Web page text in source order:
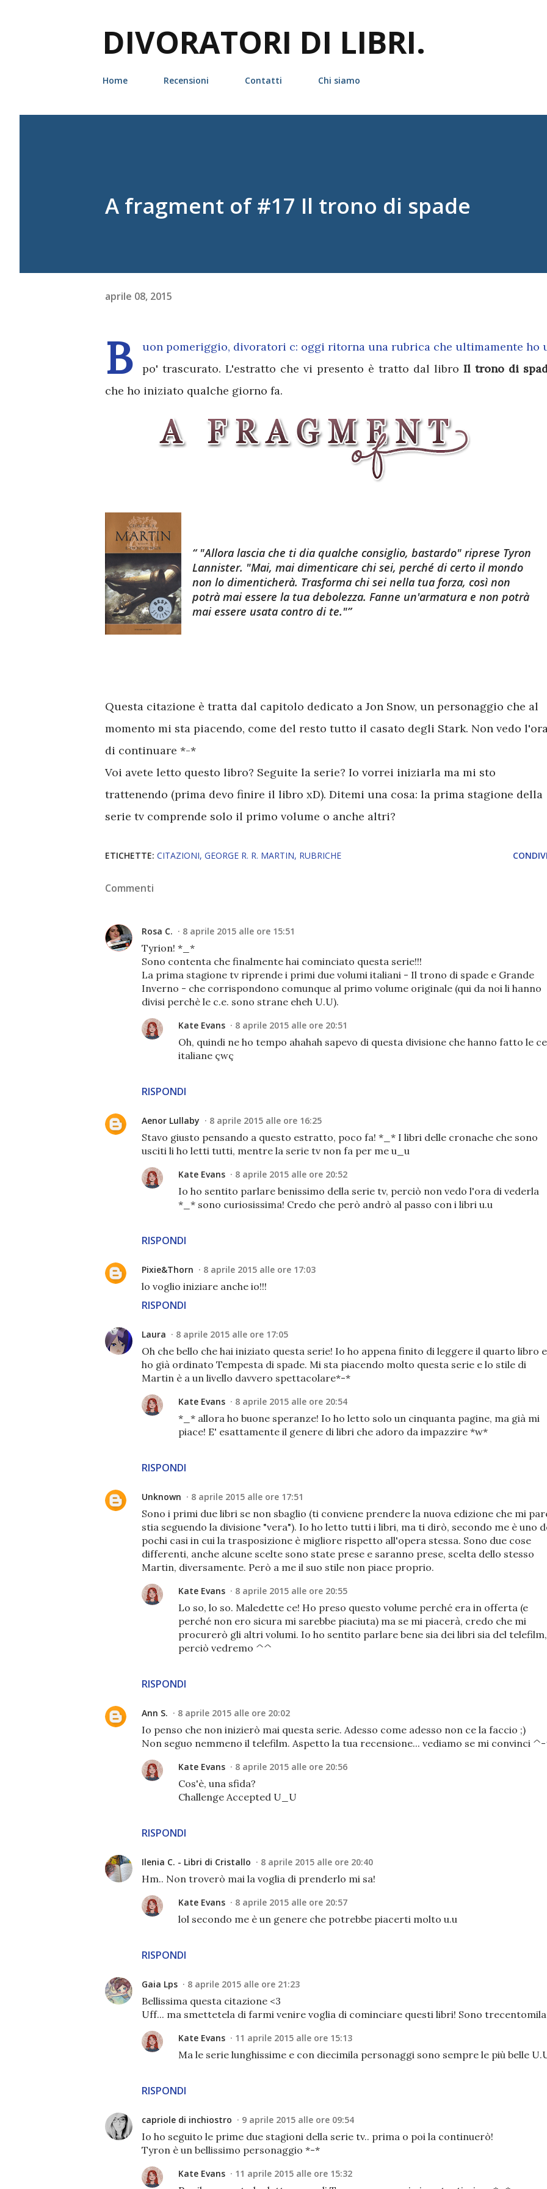
DIVORATORI DI LIBRI.
Home Recensioni Contatti Chi siamo
A fragment of #17 Il trono di spade
aprile 08, 2015
B
uon pomeriggio, divoratori c: oggi ritorna una rubrica che ultimamente ho
po' trascurato. L'estratto che vi presento è tratto dal libro Il trono di
che ho iniziato qualche giorno fa.
"Allora lascia che ti dia qualche consiglio, bastardo" riprese Tyron
Lannister. "Mai, mai dimenticare chi sei, perché di certo il mondo
non lo dimenticherà. Trasforma chi sei nella tua forza, così non
potrà mai essere la tua debolezza. Fanne un'armatura e non potrà
mai essere usata contro di te."
Questa citazione è tratta dal capitolo dedicato a Jon Snow, un personaggio che al
momento mi sta piacendo, come del resto tutto il casato degli Stark. Non vedo
di continuare *-*
Voi avete letto questo libro? Seguite la serie? Io vorrei iniziarla ma mi sto
trattenendo (prima devo finire il libro xD). Ditemi una cosa: la prima stagione della
serie tv comprende solo il primo volume o anche altri?
ETICHETTE: CITAZIONI GEORGE R. R. MARTIN RUBRICHE
Commenti
Rosa C. 8 aprile 2015 alle ore 15:51
Tyrion! *_*
Sono contenta che finalmente hai cominciato questa serie!!!
La prima stagione tv riprende i primi due volumi italiani - Il trono di spade e Grande
Inverno - che corrispondono comunque al primo volume originale (qui da noi li hanno
divisi perchè le c.e. sono strane eheh U.U).
RISPONDI
Kate Evans 8 aprile 2015 alle ore 20:51
Oh, quindi ne ho tempo ahahah sapevo di questa divisione che hanno fatto le ce
italiane çwç
Aenor Lullaby 8 aprile 2015 alle ore 16:25
Stavo giusto pensando a questo estratto, poco fa! *_* I libri delle cronache che sono
usciti li ho letti tutti, mentre la serie tv non fa per me u_u
RISPONDI
Kate Evans 8 aprile 2015 alle ore 20:52
Io ho sentito parlare benissimo della serie tv, perciò non vedo l'ora di vederla
*_* sono curiosissima! Credo che però andrò al passo con i libri u.u
Pixie&Thorn 8 aprile 2015 alle ore 17:03
lo voglio iniziare anche io!!!
RISPONDI
Laura 8 aprile 2015 alle ore 17:05
Oh che bello che hai iniziato questa serie! Io ho appena finito di leggere il quarto libro e
ho già ordinato Tempesta di spade. Mi sta piacendo molto questa serie e lo stile di
Martin è a un livello davvero spettacolare*-*
RISPONDI
Kate Evans 8 aprile 2015 alle ore 20:54
*_* allora ho buone speranze! Io ho letto solo un cinquanta pagine, ma già mi
piace! E' esattamente il genere di libri che adoro da impazzire *w*
Unknown 8 aprile 2015 alle ore 17:51
Sono i primi due libri se non sbaglio (ti conviene prendere la nuova edizione che mi
stia seguendo la divisione "vera"). Io ho letto tutti i libri, ma ti dirò, secondo me è uno
pochi casi in cui la trasposizione è migliore rispetto all'opera stessa. Sono due cose
differenti, anche alcune scelte sono state prese e saranno prese, scelta dello stesso
Martin, diversamente. Però a me il suo stile non piace proprio.
RISPONDI
Kate Evans 8 aprile 2015 alle ore 20:55
Lo so, lo so. Maledette ce! Ho preso questo volume perché era in offerta (e
perché non ero sicura mi sarebbe piaciuta) ma se mi piacerà, credo che mi
procurerò gli altri volumi. Io ho sentito parlare bene sia dei libri sia del telefilm,
perciò vedremo ^^
Ann S. 8 aprile 2015 alle ore 20:02
Io penso che non inizierò mai questa serie. Adesso come adesso non ce la faccio ;)
Non seguo nemmeno il telefilm. Aspetto la tua recensione... vediamo se mi convinci
RISPONDI
Kate Evans 8 aprile 2015 alle ore 20:56
Cos'è, una sfida?
Challenge Accepted U_U
Ilenia C. - Libri di Cristallo 8 aprile 2015 alle ore 20:40
Hm.. Non troverò mai la voglia di prenderlo mi sa!
RISPONDI
Kate Evans 8 aprile 2015 alle ore 20:57
lol secondo me è un genere che potrebbe piacerti molto u.u
Gaia Lps 8 aprile 2015 alle ore 21:23
Bellissima questa citazione <3
Uff... ma smettetela di farmi venire voglia di cominciare questi libri! Sono
RISPONDI
Kate Evans 11 aprile 2015 alle ore 15:13
Ma le serie lunghissime e con diecimila personaggi sono sempre le più belle
capriole di inchiostro 9 aprile 2015 alle ore 09:54
Io ho seguito le prime due stagioni della serie tv.. prima o poi la continuerò!
Tyron è un bellissimo personaggio *-*
Kate Evans 11 aprile 2015 alle ore 15:32